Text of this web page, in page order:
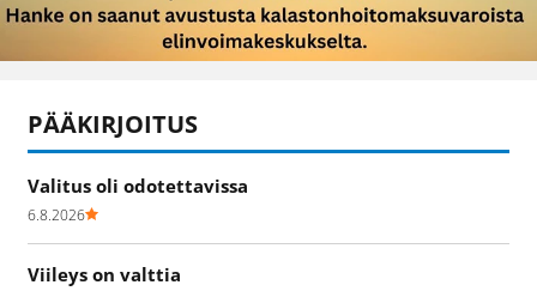
PÄÄKIRJOITUS
Valitus oli odotettavissa
6.8.2026
Viileys on valttia